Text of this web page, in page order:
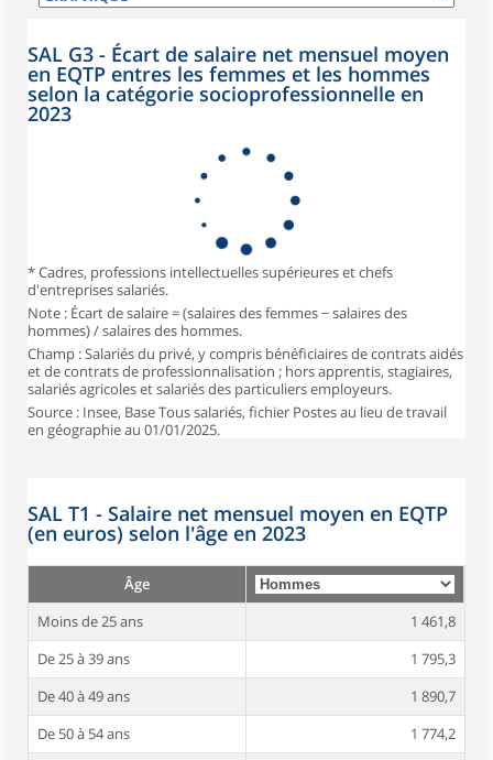
SAL G3 - Écart de salaire net mensuel moyen
en EQTP entres les femmes et les hommes
selon la catégorie socioprofessionnelle en
2023
* Cadres, professions intellectuelles supérieures et chefs
d'entreprises salariés.
Note : Écart de salaire = (salaires des femmes − salaires des
hommes) / salaires des hommes.
Champ : Salariés du privé, y compris bénéficiaires de contrats aidés
et de contrats de professionnalisation ; hors apprentis, stagiaires,
salariés agricoles et salariés des particuliers employeurs.
Source : Insee, Base Tous salariés, fichier Postes au lieu de travail
en géographie au 01/01/2025.
SAL T1 - Salaire net mensuel moyen en EQTP
(en euros) selon l'âge en 2023
Âge
Moins de 25 ans
1 461,8
De 25 à 39 ans
1 795,3
De 40 à 49 ans
1 890,7
De 50 à 54 ans
1 774,2